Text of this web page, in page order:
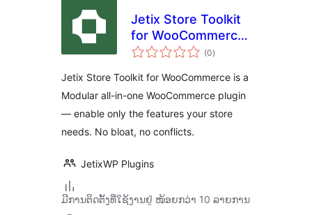
Jetix Store Toolkit
for WooCommerce
– Superpowers for
WooCommerce
Store
(0ຄະແນນ
ທັງໝົດ
)
Jetix Store Toolkit for WooCommerce is a
Modular all-in-one WooCommerce plugin
— enable only the features your store
needs. No bloat, no conflicts.
JetixWP Plugins
ມີການຕິດຕັ້ງທີ່ໃຊ້ງານຢູ່ ໜ້ອຍກວ່າ 10 ລາຍການ